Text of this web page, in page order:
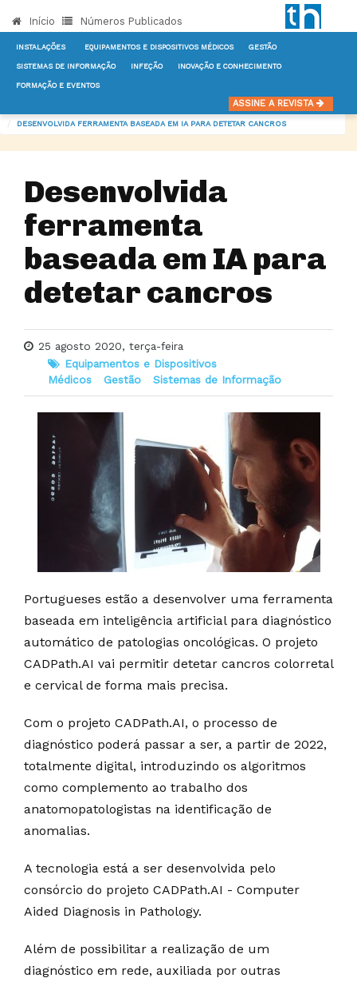
Início Números Publicados
INSTALAÇÕES EQUIPAMENTOS E DISPOSITIVOS MÉDICOS GESTÃO
SISTEMAS DE INFORMAÇÃO INFEÇÃO INOVAÇÃO E CONHECIMENTO
FORMAÇÃO E EVENTOS
ASSINE A REVISTA
EQUIPAMENTOS E DISPOSITIVOS MÉDICOS
DESENVOLVIDA FERRAMENTA BASEADA EM IA PARA DETETAR CANCROS
Desenvolvida
ferramenta
baseada em IA para
detetar cancros
25 agosto 2020, terça-feira
Equipamentos e Dispositivos
Médicos
Gestão Sistemas de Informação
Portugueses estão a desenvolver uma ferramenta
baseada em inteligência artificial para diagnóstico
automático de patologias oncológicas. O projeto
CADPath.AI vai permitir detetar cancros colorretal
e cervical de forma mais precisa.
Com o projeto CADPath.AI, o processo de
diagnóstico poderá passar a ser, a partir de 2022,
totalmente digital, introduzindo os algoritmos
como complemento ao trabalho dos
anatomopatologistas na identificação de
anomalias.
A tecnologia está a ser desenvolvida pelo
consórcio do projeto CADPath.AI - Computer
Aided Diagnosis in Pathology.
Além de possibilitar a realização de um
diagnóstico em rede, auxiliada por outras